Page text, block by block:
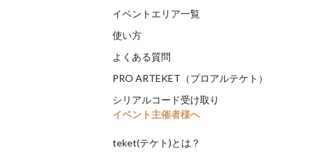
イベントエリア一覧
使い方
よくある質問
PRO ARTEKET（プロアルテケト）
シリアルコード受け取り
イベント主催者様へ
teket(テケト)とは？